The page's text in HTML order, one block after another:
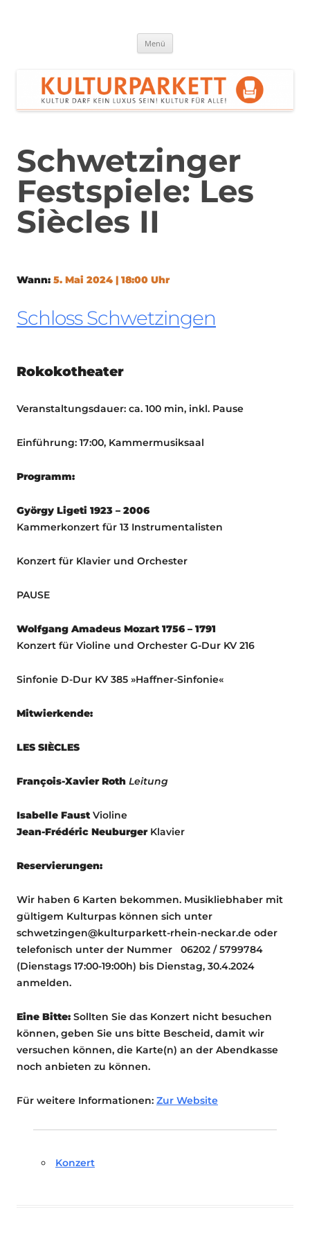
Menü
Schwetzinger
Festspiele: Les
Siècles II
Wann: 5. Mai 2024 | 18:00 Uhr
Schloss Schwetzingen
Rokokotheater
Veranstaltungsdauer: ca. 100 min, inkl. Pause
Einführung: 17:00, Kammermusiksaal
Programm:
György Ligeti 1923 – 2006
Kammerkonzert für 13 Instrumentalisten
Konzert für Klavier und Orchester
PAUSE
Wolfgang Amadeus Mozart 1756 – 1791
Konzert für Violine und Orchester G-Dur KV 216
Sinfonie D-Dur KV 385 »Haffner-Sinfonie«
Mitwierkende:
LES SIÈCLES
François-Xavier Roth Leitung
Isabelle FaustVioline
Jean-Frédéric NeuburgerKlavier
Reservierungen:
Wir haben 6 Karten bekommen. Musikliebhaber mit
gültigem Kulturpas können sich unter
schwetzingen@kulturparkett-rhein-neckar.de oder
telefonisch unter der Nummer 06202 / 5799784
(Dienstags 17:00-19:00h) bis Dienstag, 30.4.2024
anmelden.
Eine Bitte: Sollten Sie das Konzert nicht besuchen
können, geben Sie uns bitte Bescheid, damit wir
versuchen können, die Karte(n) an der Abendkasse
noch anbieten zu können.
Für weitere Informationen: Zur Website
Konzert